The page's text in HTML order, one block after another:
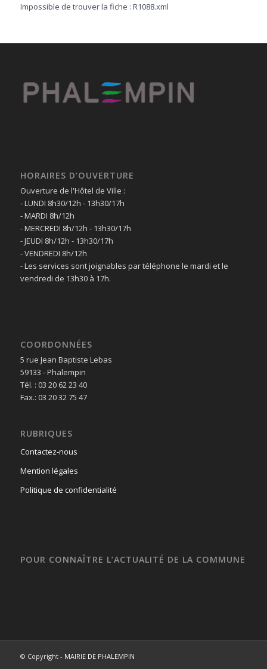
Impossible de trouver la fiche : R1088.xml
HORAIRES D’OUVERTURE
Ouverture de l'Hôtel de Ville :
- LUNDI 8h30/12h - 13h30/17h
- MARDI 8h/12h
- MERCREDI 8h/12h - 13h30/17h
- JEUDI 8h/12h - 13h30/17h
- VENDREDI 8h/12h
- Les services sont joignables par téléphone le mardi et le
vendredi de 13h30 à 17h.
COORDONNÉES
5 rue Jean Baptiste Lebas
59133 - Phalempin
Tél. : 03 20 62 23 40
Fax.: 03 20 32 75 47
RUBRIQUES
Contactez-nous
Mention légales
Politique de confidentialité
POUR CONNAÎTRE L’ACTUALITÉ DE LA COMMUNE
© Copyright - MAIRIE DE PHALEMPIN